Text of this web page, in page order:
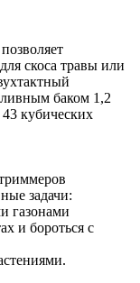
скоса травы или
баком 1,2
кубических
задачи:
газонами
и бороться с